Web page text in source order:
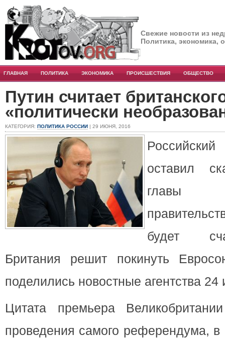
Свежие новости из
Политика, экономика,
ГЛАВНАЯ ПОЛИТИКА ЭКОНОМИКА ПРОИСШЕСТВИЯ ОБЩЕСТВО
Путин считает
«политически
КАТЕГОРИЯ: ПОЛИТИКА РОССИИ | 29 ИЮНЯ, 2016
оставил
главы
будет
Британия решит покинуть
поделились новостные агентства
Цитата премьера
проведения самого референдума, в